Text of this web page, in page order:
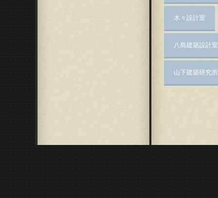
木々設計室
八島建築設計室
山下建築研究所